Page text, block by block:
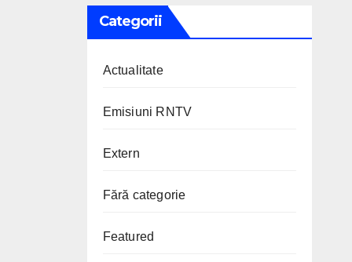
Categorii
Actualitate
Emisiuni RNTV
Extern
Fără categorie
Featured